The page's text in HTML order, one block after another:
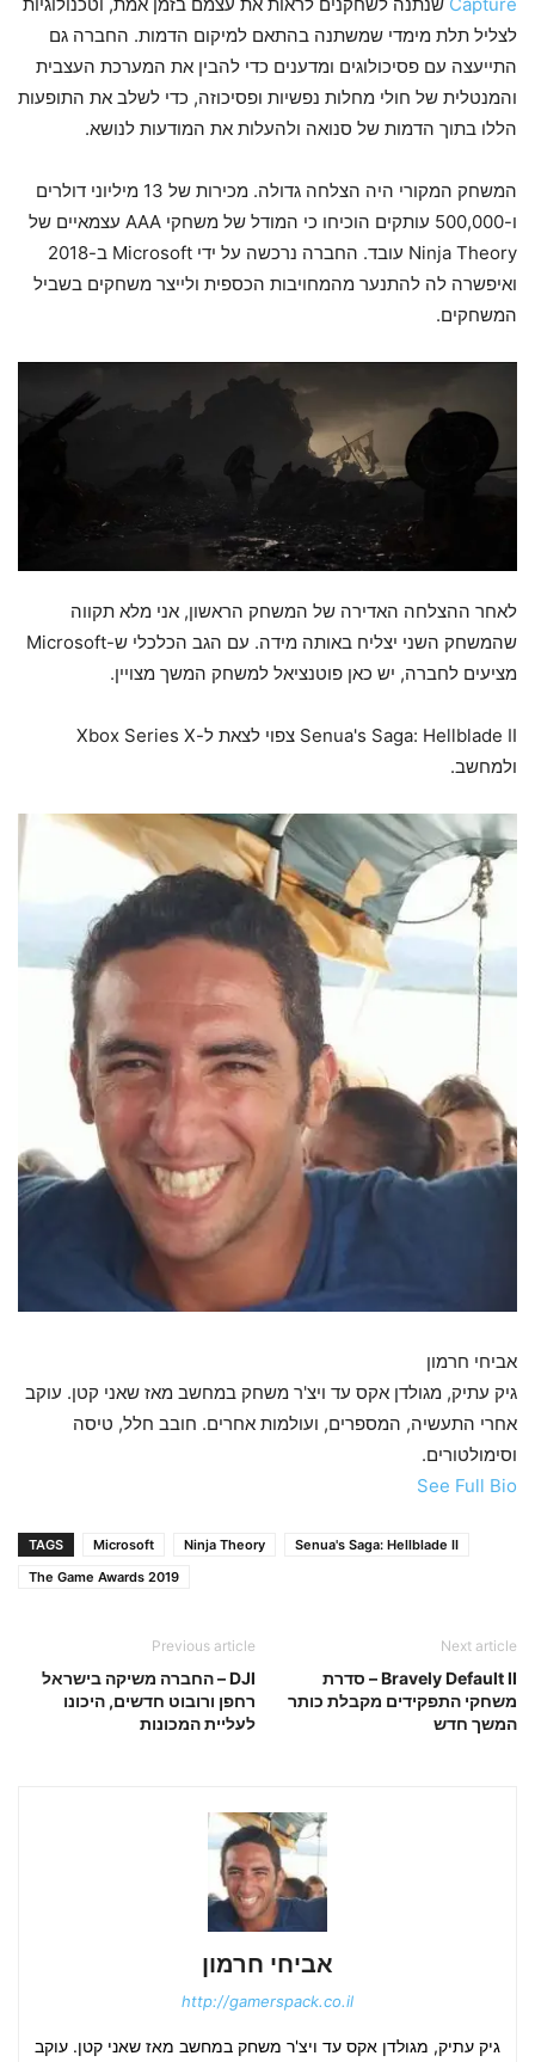
לצליל תלת מימדי שמשתנה בהתאם למיקום הדמות. החברה גם
התייעצה עם פסיכולוגים ומדענים כדי להבין את המערכת העצבית
והמנטלית של חולי מחלות נפשיות ופסיכוזה, כדי לשלב את התופעות
הללו בתוך הדמות של סנואה ולהעלות את המודעות לנושא.
המשחק המקורי היה הצלחה גדולה. מכירות של 13 מיליוני דולרים
ו-500,000 עותקים הוכיחו כי המודל של משחקי AAA עצמאיים של
Ninja Theory עובד. החברה נרכשה על ידי Microsoft ב-2018
ואיפשרה לה להתנער מהמחויבות הכספית ולייצר משחקים בשביל
המשחקים.
לאחר ההצלחה האדירה של המשחק הראשון, אני מלא תקווה
שהמשחק השני יצליח באותה מידה. עם הגב הכלכלי ש-Microsoft
מציעים לחברה, יש כאן פוטנציאל למשחק המשך מצויין.
Senua's Saga: Hellblade II צפוי לצאת ל-Xbox Series X
ולמחשב.
אביחי חרמון
גיק עתיק, מגולדן אקס עד ויצ'ר משחק במחשב מאז שאני קטן. עוקב
אחרי התעשיה, המספרים, ועולמות אחרים. חובב חלל, טיסה
וסימולטורים.
See Full Bio
TAGS Microsoft Ninja Theory
Senua's Saga: Hellblade II
The Game Awards 2019
Previous article
DJI – החברה משיקה בישראל
רחפן ורובוט חדשים, היכונו
לעליית המכונות
Next article
Bravely Default II – סדרת
משחקי התפקידים מקבלת כותר
המשך חדש
אביחי חרמון
http://gamerspack.co.il
גיק עתיק, מגולדן אקס עד ויצ'ר משחק במחשב מאז שאני קטן. עוקב